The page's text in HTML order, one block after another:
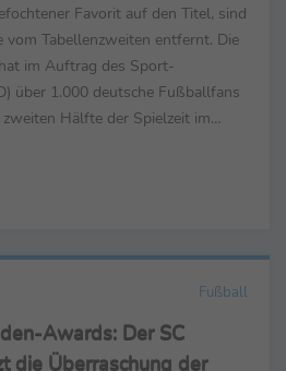
Favorit auf den Titel, sind
Tabellenzweiten entfernt. Die
im Auftrag des Sport-
über 1.000 deutsche Fußballfans
Hälfte der Spielzeit im
Fußball
Awards: Der SC
die Überraschung der